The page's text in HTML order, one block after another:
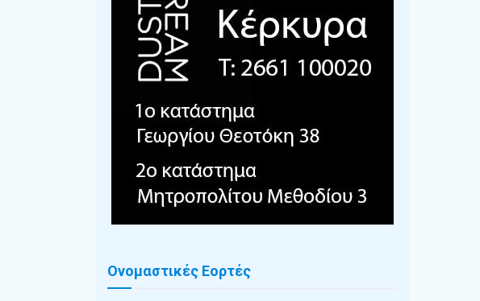
Ονομαστικές Εορτές